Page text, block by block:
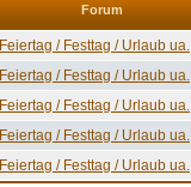
Forum
/ Festtag / Urlaub ua.
/ Festtag / Urlaub ua.
/ Festtag / Urlaub ua.
/ Festtag / Urlaub ua.
/ Festtag / Urlaub ua.